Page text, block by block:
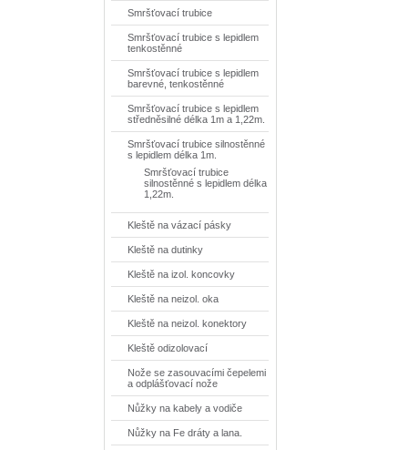
Smršťovací trubice
Smršťovací trubice s lepidlem
tenkostěnné
Smršťovací trubice s lepidlem
barevné, tenkostěnné
Smršťovací trubice s lepidlem
středněsilné délka 1m a 1,22m.
Smršťovací trubice silnostěnné
s lepidlem délka 1m.
Smršťovací trubice
silnostěnné s lepidlem délka
1,22m.
Kleště na vázací pásky
Kleště na dutinky
Kleště na izol. koncovky
Kleště na neizol. oka
Kleště na neizol. konektory
Kleště odizolovací
Nože se zasouvacími čepelemi
a odplášťovací nože
Nůžky na kabely a vodiče
Nůžky na Fe dráty a lana.